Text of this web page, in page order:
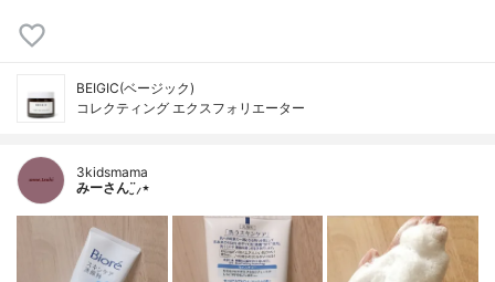
BEIGIC(ベージック)
コレクティング エクスフォリエーター
3kidsmama
みーさん¨̮⸝⋆